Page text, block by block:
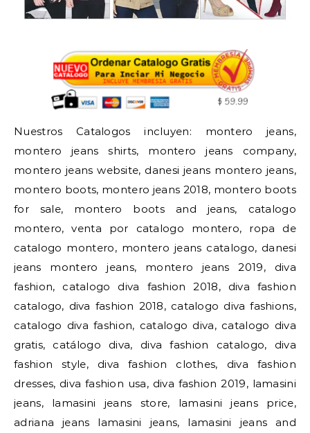
Nuestros Catalogos incluyen: montero jeans,
montero jeans shirts, montero jeans company,
montero jeans website, danesi jeans montero jeans,
montero boots, montero jeans 2018, montero boots
for sale, montero boots and jeans, catalogo
montero, venta por catalogo montero, ropa de
catalogo montero, montero jeans catalogo, danesi
jeans montero jeans, montero jeans 2019, diva
fashion, catalogo diva fashion 2018, diva fashion
catalogo, diva fashion 2018, catalogo diva fashions,
catalogo diva fashion, catalogo diva, catalogo diva
gratis, catálogo diva, diva fashion catalogo, diva
fashion style, diva fashion clothes, diva fashion
dresses, diva fashion usa, diva fashion 2019, lamasini
jeans, lamasini jeans store, lamasini jeans price,
adriana jeans lamasini jeans, lamasini jeans and